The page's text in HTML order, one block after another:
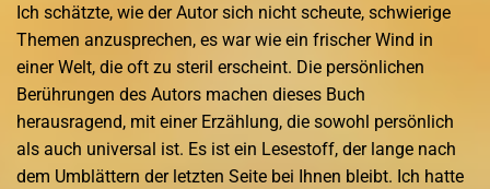
Ich schätzte, wie der Autor sich nicht scheute, schwierige
Themen anzusprechen, es war wie ein frischer Wind in
einer Welt, die oft zu steril erscheint. Die persönlichen
Berührungen des Autors machen dieses Buch
herausragend, mit einer Erzählung, die sowohl persönlich
als auch universal ist. Es ist ein Lesestoff, der lange nach
dem Umblättern der letzten Seite bei Ihnen bleibt. Ich hatte